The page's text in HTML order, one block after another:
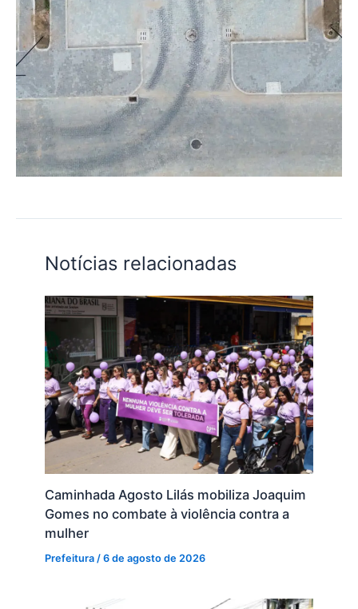
Notícias relacionadas
Caminhada Agosto Lilás mobiliza Joaquim
Gomes no combate à violência contra a
mulher
Prefeitura /6 de agosto de 2026